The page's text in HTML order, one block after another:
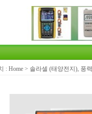
: Home > 솔라셀 (태양전지), 풍